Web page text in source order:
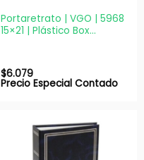
Portaretrato | VGO | 5968
15×21 | Plástico Box
$6.079
Precio Especial Contado